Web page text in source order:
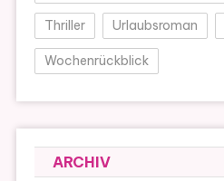
Thriller Urlaubsroman
Wochenrückblick
ARCHIV